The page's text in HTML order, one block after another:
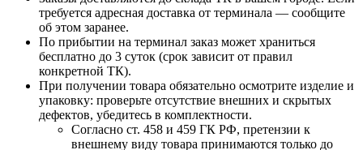
требуется адресная доставка от терминала — сообщите
об этом заранее.
По прибытии на терминал заказ может храниться
бесплатно до 3 суток (срок зависит от правил
конкретной ТК).
При получении товара обязательно осмотрите изделие и
упаковку: проверьте отсутствие внешних и скрытых
дефектов, убедитесь в комплектности.
Согласно ст. 458 и 459 ГК РФ, претензии к
внешнему виду товара принимаются только до